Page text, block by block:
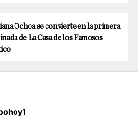
Ochoa se convierte en la primera
de La Casa de los Famosos